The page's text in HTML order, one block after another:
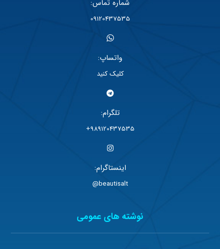
شماره تماس:
09120437535
واتساپ:
کلیک کنید
تلگرام:
989120437535+
اینستاگرام:
beautisalt@
نوشته های عمومی